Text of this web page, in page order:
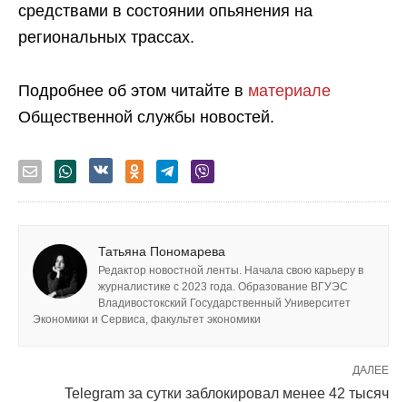
средствами в состоянии опьянения на
региональных трассах.
Подробнее об этом читайте в материале
Общественной службы новостей.
Татьяна Пономарева
Редактор новостной ленты. Начала свою карьеру в
журналистике с 2023 года. Образование ВГУЭС
Владивостокский Государственный Университет
Экономики и Сервиса, факультет экономики
ДАЛЕЕ
Telegram за сутки заблокировал менее 42 тысяч